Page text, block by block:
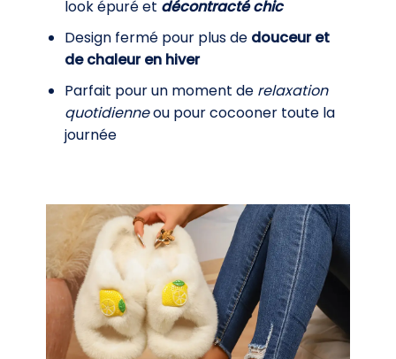
look épuré et décontracté chic
Design fermé pour plus de douceur et
de chaleur en hiver
Parfait pour un moment de relaxation
quotidienneou pour cocooner toute la
journée